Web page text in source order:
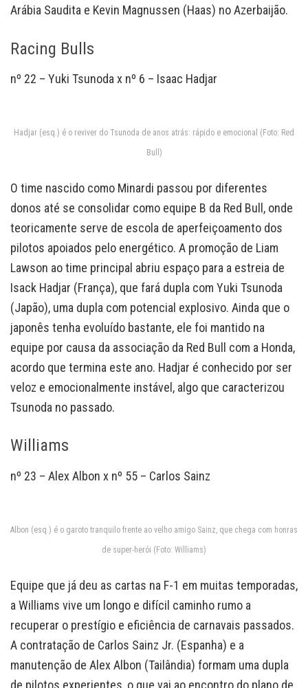
Arábia Saudita e Kevin Magnussen (Haas) no Azerbaijão.
Racing Bulls
nº 22 – Yuki Tsunoda x nº 6 – Isaac Hadjar
Hadjar (esq.) é o reviver do Tsunoda de anos atrás: rápido e emocional (Foto: Red
Bull)
O time nascido como Minardi passou por diferentes
donos até se consolidar como equipe B da Red Bull, onde
teoricamente serve de escola de aperfeiçoamento dos
pilotos apoiados pelo energético. A promoção de Liam
Lawson ao time principal abriu espaço para a estreia de
Isack Hadjar (França), que fará dupla com Yuki Tsunoda
(Japão), uma dupla com potencial explosivo. Ainda que o
japonês tenha evoluído bastante, ele foi mantido na
equipe por causa da associação da Red Bull com a Honda,
acordo que termina este ano. Hadjar é conhecido por ser
veloz e emocionalmente instável, algo que caracterizou
Tsunoda no passado.
Williams
nº 23 – Alex Albon x nº 55 – Carlos Sainz
Albon (esq.) é o garoto tranquilo frente ao velho amigo Sainz, que chega com honras
de super-herói (Foto: Williams)
Equipe que já deu as cartas na F-1 em muitas temporadas,
a Williams vive um longo e difícil caminho rumo a
recuperar o prestígio e eficiência de carnavais passados.
A contratação de Carlos Sainz Jr. (Espanha) e a
manutenção de Alex Albon (Tailândia) formam uma dupla
de pilotos experientes, o que vai ao encontro do plano de